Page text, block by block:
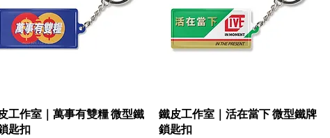
工作室｜萬事有雙糧 微型鐵
匙扣
鐵皮工作室｜活在當下 微型鐵牌
鎖匙扣